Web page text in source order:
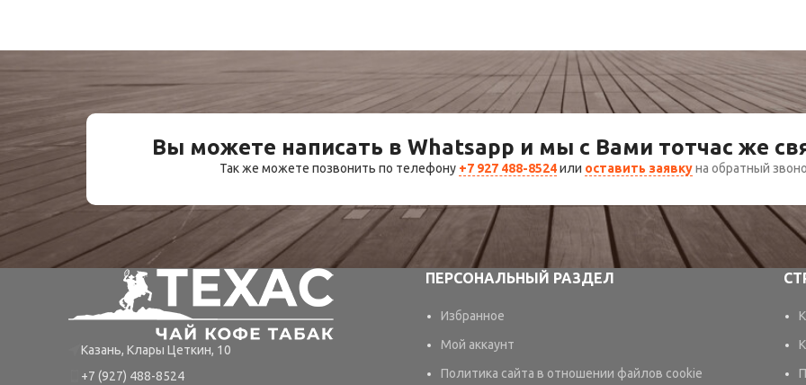
Вы можете написать в Whatsapp и мы с Вами тотчас же
Так же можете позвонить по телефону +7 927 488-8524или оставить заявкуна обратный
Казань, Клары Цеткин, 10
+7 (927) 488-8524
ПЕРСОНАЛЬНЫЙ РАЗДЕЛ
Избранное
Мой аккаунт
Политика сайта в отношении файлов cookie